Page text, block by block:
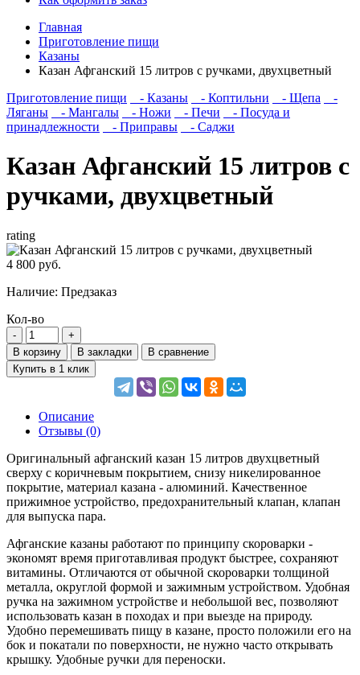
Главная
Приготовление пищи
Казаны
Казан Афганский 15 литров с ручками, двухцветный
Приготовление пищи
- Казаны - Коптильни - Щепа
-
Ляганы
- Мангалы - Ножи - Печи
- Посуда и
принадлежности
- Приправы - Саджи
Казан Афганский 15 литров с
ручками, двухцветный
rating
4 800 руб.
Наличие: Предзаказ
Кол-во
В корзину В закладки
В сравнение
Купить в 1 клик
Описание
Отзывы (0)
Оригинальный афганский казан 15 литров двухцветный
сверху с коричневым покрытием, снизу никелированное
покрытие, материал казана - алюминий. Качественное
прижимное устройство, предохранительный клапан, клапан
для выпуска пара.
Афганские казаны работают по принципу скороварки -
экономят время приготавливая продукт быстрее, сохраняют
витамины. Отличаются от обычной скороварки толщиной
металла, округлой формой и зажимным устройством. Удобная
ручка на зажимном устройстве и небольшой вес, позволяют
использовать казан в походах и при выезде на природу.
Удобно перемешивать пищу в казане, просто положили его на
бок и покатали по поверхности, не нужно часто открывать
крышку. Удобные ручки для переноски.